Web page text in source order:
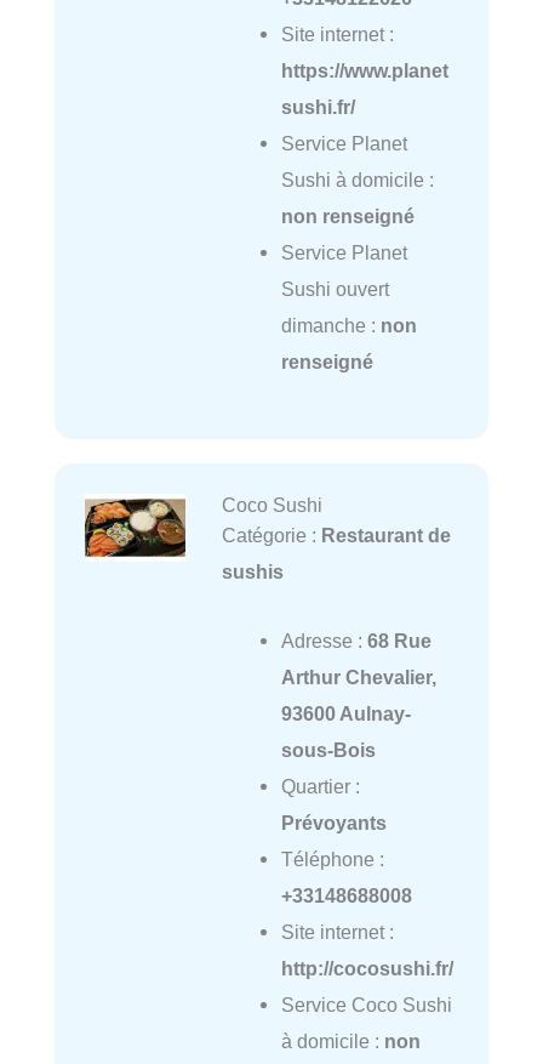
Site internet :
https://www.planet
sushi.fr/
Service Planet
Sushi à domicile :
non renseigné
Service Planet
Sushi ouvert
dimanche : non
renseigné
Coco Sushi
Catégorie : Restaurant de
sushis
Adresse : 68 Rue
Arthur Chevalier,
93600 Aulnay-
sous-Bois
Quartier :
Prévoyants
Téléphone :
+33148688008
Site internet :
http://cocosushi.fr/
Service Coco Sushi
à domicile : non